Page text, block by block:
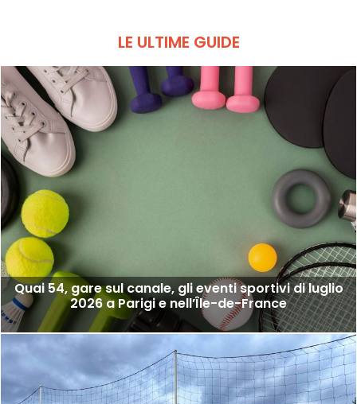
LE ULTIME GUIDE
Quai 54, gare sul canale, gli eventi sportivi di luglio
2026 a Parigi e nell’Île-de-France